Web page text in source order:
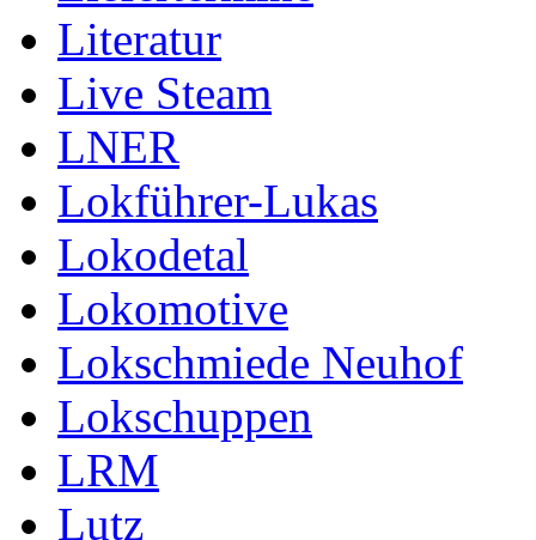
Literatur
Live Steam
LNER
Lokführer-Lukas
Lokodetal
Lokomotive
Lokschmiede Neuhof
Lokschuppen
LRM
Lutz